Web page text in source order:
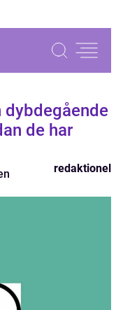
dybdegående
de har
redaktionel